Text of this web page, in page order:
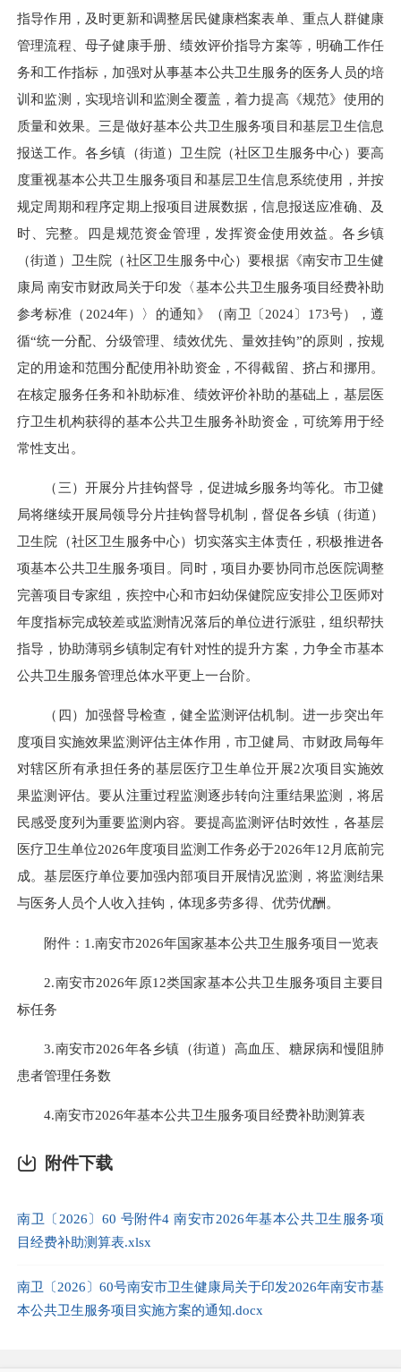
指导作用，及时更新和调整居民健康档案表单、重点人群健康
管理流程、母子健康手册、绩效评价指导方案等，明确工作任
务和工作指标，加强对从事基本公共卫生服务的医务人员的培
训和监测，实现培训和监测全覆盖，着力提高《规范》使用的
质量和效果。三是做好基本公共卫生服务项目和基层卫生信息
报送工作。各乡镇（街道）卫生院（社区卫生服务中心）要高
度重视基本公共卫生服务项目和基层卫生信息系统使用，并按
规定周期和程序定期上报项目进展数据，信息报送应准确、及
时、完整。四是规范资金管理，发挥资金使用效益。各乡镇
（街道）卫生院（社区卫生服务中心）要根据《南安市卫生健
康局 南安市财政局关于印发〈基本公共卫生服务项目经费补助
参考标准（2024年）〉的通知》（南卫〔2024〕173号），遵
循“统一分配、分级管理、绩效优先、量效挂钩”的原则，按规
定的用途和范围分配使用补助资金，不得截留、挤占和挪用。
在核定服务任务和补助标准、绩效评价补助的基础上，基层医
疗卫生机构获得的基本公共卫生服务补助资金，可统筹用于经
常性支出。
（三）开展分片挂钩督导，促进城乡服务均等化。市卫健
局将继续开展局领导分片挂钩督导机制，督促各乡镇（街道）
卫生院（社区卫生服务中心）切实落实主体责任，积极推进各
项基本公共卫生服务项目。同时，项目办要协同市总医院调整
完善项目专家组，疾控中心和市妇幼保健院应安排公卫医师对
年度指标完成较差或监测情况落后的单位进行派驻，组织帮扶
指导，协助薄弱乡镇制定有针对性的提升方案，力争全市基本
公共卫生服务管理总体水平更上一台阶。
（四）加强督导检查，健全监测评估机制。进一步突出年
度项目实施效果监测评估主体作用，市卫健局、市财政局每年
对辖区所有承担任务的基层医疗卫生单位开展2次项目实施效
果监测评估。要从注重过程监测逐步转向注重结果监测，将居
民感受度列为重要监测内容。要提高监测评估时效性，各基层
医疗卫生单位2026年度项目监测工作务必于2026年12月底前完
成。基层医疗单位要加强内部项目开展情况监测，将监测结果
与医务人员个人收入挂钩，体现多劳多得、优劳优酬。
附件：1.南安市2026年国家基本公共卫生服务项目一览表
2.南安市2026年原12类国家基本公共卫生服务项目主要目
标任务
3.南安市2026年各乡镇（街道）高血压、糖尿病和慢阻肺
患者管理任务数
4.南安市2026年基本公共卫生服务项目经费补助测算表
附件下载
南卫〔2026〕60 号附件4 南安市2026年基本公共卫生服务项
目经费补助测算表.xlsx
南卫〔2026〕60号南安市卫生健康局关于印发2026年南安市基
本公共卫生服务项目实施方案的通知.docx